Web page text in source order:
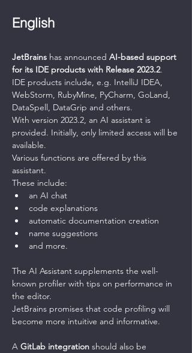
English
JetBrains has announced AI-based support
for its IDE products with Release 2023.2.
IDE products include, e.g. IntelliJ IDEA,
WebStorm, RubyMine, PyCharm, GoLand,
DataSpell, DataGrip and others.
With version 2023.2, an AI assistant is
provided. Initially, only limited access will be
available.
Various functions are offered by this
assistant.
These include:
an AI chat
code explanations
automatic documentation creation
name suggestions
and more.
The AI ​​Assistant supplements the well-
known profiler with tips on performance in
the editor.
JetBrains promises that code profiling will
become more intuitive and informative.
A GitLab integration should also be